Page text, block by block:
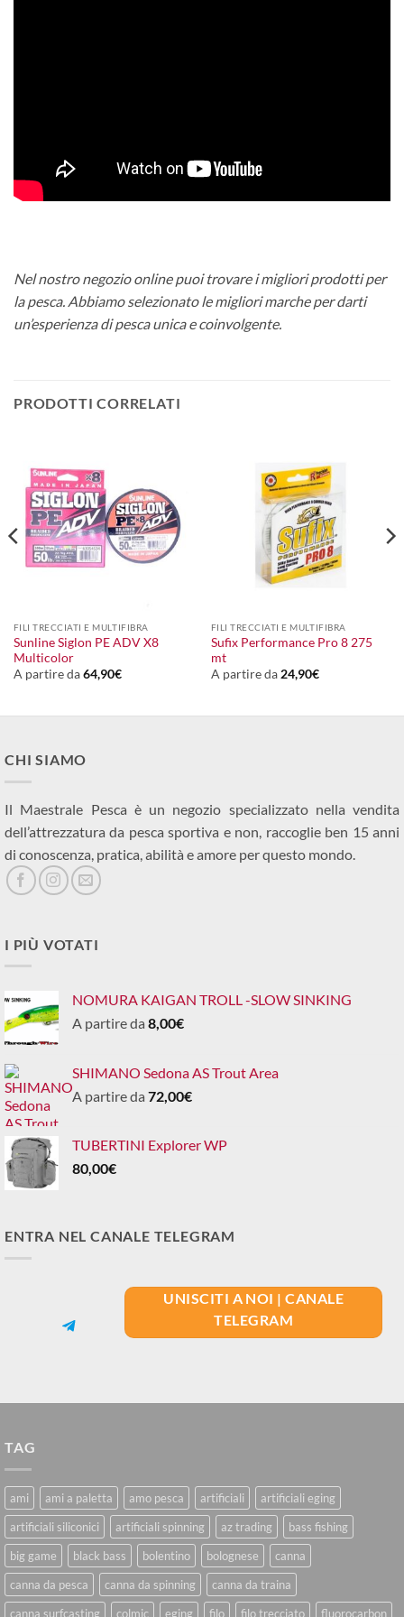
Nel nostro negozio online puoi trovare i migliori prodotti per
la pesca. Abbiamo selezionato le migliori marche per darti
un’esperienza di pesca unica e coinvolgente.
PRODOTTI CORRELATI
FILI TRECCIATI E MULTIFIBRA
Sunline Siglon PE ADV X8
Multicolor
A partire da64,90€
FILI TRECCIATI E MULTIFIBRA
Sufix Performance Pro 8 275
mt
A partire da24,90€
CHI SIAMO
Il Maestrale Pesca è un negozio specializzato nella vendita
dell’attrezzatura da pesca sportiva e non, raccoglie ben 15 anni
di conoscenza, pratica, abilità e amore per questo mondo.
I PIÙ VOTATI
NOMURA KAIGAN TROLL -SLOW SINKING
A partire da 8,00€
SHIMANO Sedona AS Trout Area
A partire da 72,00€
TUBERTINI Explorer WP
80,00€
ENTRA NEL CANALE TELEGRAM
UNISCITI A NOI | CANALE
TELEGRAM
TAG
ami ami a paletta amo pesca artificiali
artificiali eging
artificiali siliconici
artificiali spinning az trading
bass fishing
big game
black bass bolentino bolognese
canna
canna da pesca
canna da spinning
canna da traina
canna surfcasting
colmic eging filo filo trecciato fluorocarbon